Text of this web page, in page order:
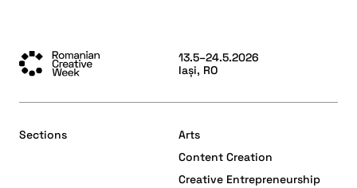
13.5–24.5.2026
Iași, RO
Sections
Arts
Content Creation
Creative Entrepreneurship